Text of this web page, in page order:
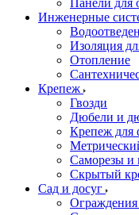
Панели для
Инженерные
Изоляция
Отопление
Крепеж
Гвозди
Дюбели и
Крепеж для
Саморезы
Скрытый
Сад и досуг